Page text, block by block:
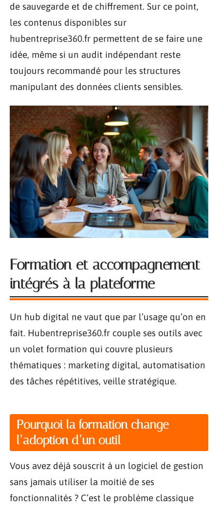
de sauvegarde et de chiffrement. Sur ce point,
les contenus disponibles sur
hubentreprise360.fr permettent de se faire une
idée, même si un audit indépendant reste
toujours recommandé pour les structures
manipulant des données clients sensibles.
Formation et accompagnement
intégrés à la plateforme
Un hub digital ne vaut que par l’usage qu’on en
fait. Hubentreprise360.fr couple ses outils avec
un volet formation qui couvre plusieurs
thématiques : marketing digital, automatisation
des tâches répétitives, veille stratégique.
Pourquoi la formation change
l’adoption d’un outil
Vous avez déjà souscrit à un logiciel de gestion
sans jamais utiliser la moitié de ses
fonctionnalités ? C’est le problème classique